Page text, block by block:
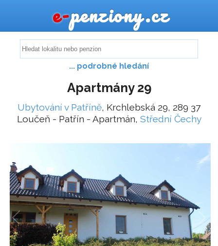
e-penziony.cz
... podrobné hledání
Apartmány 29
Ubytování v Patříně, Krchlebská 29, 289 37
Loučeň - Patřín - Apartmán, Střední Čechy